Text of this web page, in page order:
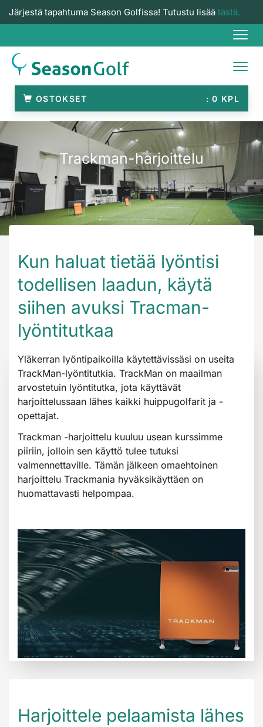
Järjestä tapahtuma Season Golfissa! Tutustu lisää tästä.
0
OSTOKSET
Trackman-harjoittelu
Kun haluat tietää lyöntisi
todellisen laadun, käytä
siihen avuksi Tracman-
lyöntitutkaa
Yläkerran lyöntipaikoilla käytettävissäsi on useita
TrackMan-lyöntitutkia. TrackMan on maailman
arvostetuin lyöntitutka, jota käyttävät
harjoittelussaan lähes kaikki huippugolfarit ja -
opettajat.
Trackman -harjoittelu kuuluu usean kurssimme
piiriin, jolloin sen käyttö tulee tutuksi
valmennettaville. Tämän jälkeen omaehtoinen
harjoittelu Trackmania hyväksikäyttäen on
huomattavasti helpompaa.
Harjoittele pelaamista lähes